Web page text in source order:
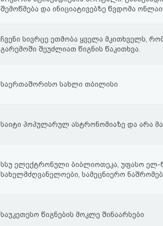
შემოწმება და ინიციატივებზე წვდომა
ჩვენი სივრცე ეთმობა ყველა მკითხველს,
გარემოში შეუძლიათ წიგნის წაკითხვა.
საერთაშორისო სახლი თბილისი
საიტი პოპულარულ ასტრონომიაზე და არა
სსუ ელექტრონული ბიბლიოთეკა, უფასო ელ-
სახელმძღვანელოები, სამეცნიერო
საუკეთესო წიგნების მოკლე შინაარსები